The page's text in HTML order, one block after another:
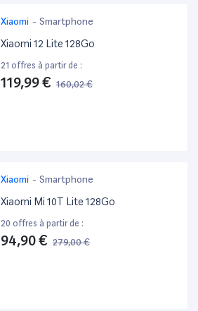
Xiaomi - Smartphone
Xiaomi 12 Lite 128Go
21 offres à partir de :
119,99 € 160,02 €
Xiaomi - Smartphone
Xiaomi Mi 10T Lite 128Go
20 offres à partir de :
94,90 € 279,00 €